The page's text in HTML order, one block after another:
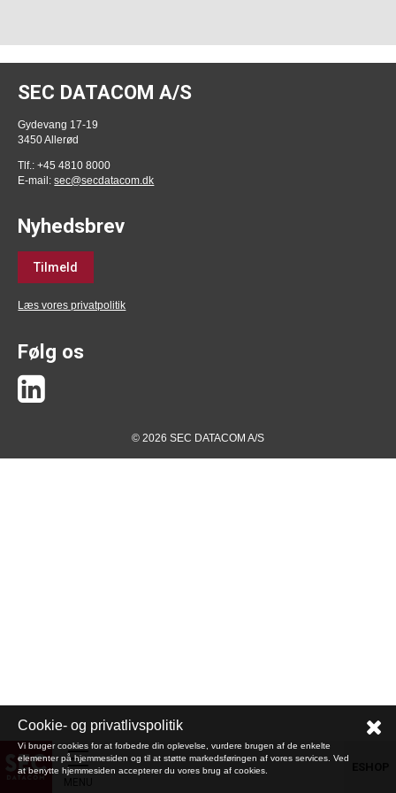
SEC DATACOM A/S
Gydevang 17-19
3450 Allerød
Tlf.: +45 4810 8000
E-mail:sec@secdatacom.dk
Nyhedsbrev
Tilmeld
Læs vores privatpolitik
Følg os
© 2026 SEC DATACOM A/S
Cookie- og privatlivspolitik
Vi bruger cookies for at forbedre din oplevelse, vurdere brugen af de enkelte
elementer på hjemmesiden og til at støtte markedsføringen af vores services. Ved
at benytte hjemmesiden accepterer du vores brug af cookies.